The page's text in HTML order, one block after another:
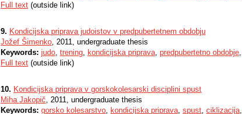
Full text (outside link)
9. Kondicijska priprava judoistov v predpubertetnem obdobju
Jožef Šimenko, 2011, undergraduate thesis
Keywords: judo, trening, kondicijska priprava, predpubertetno obdobje,
Full text (outside link)
10. Kondicijska priprava v gorskokolesarski disciplini spust
Miha Jakopič, 2011, undergraduate thesis
Keywords: gorsko kolesarstvo, kondicijska priprava, spust, ciklizacija,